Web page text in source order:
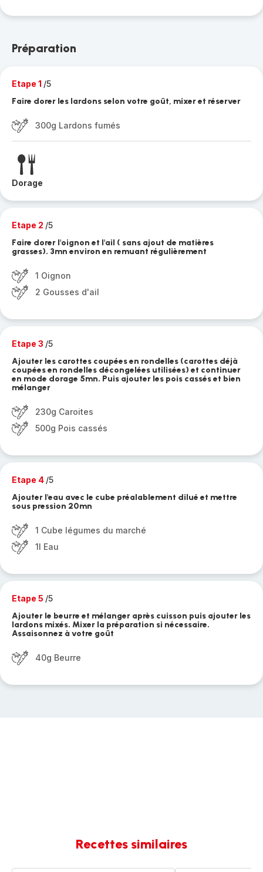
Préparation
Etape 1 /5
Faire dorer les lardons selon votre goût, mixer et réserver
300g Lardons fumés
Dorage
Etape 2 /5
Faire dorer l'oignon et l'ail ( sans ajout de matières
grasses). 3mn environ en remuant régulièrement
1 Oignon
2 Gousses d'ail
Etape 3 /5
Ajouter les carottes coupées en rondelles (carottes déjà
coupées en rondelles décongelées utilisées) et continuer
en mode dorage 5mn. Puis ajouter les pois cassés et bien
mélanger
230g Caroites
500g Pois cassés
Etape 4 /5
Ajouter l'eau avec le cube préalablement dilué et mettre
sous pression 20mn
1 Cube légumes du marché
1l Eau
Etape 5 /5
Ajouter le beurre et mélanger après cuisson puis ajouter les
lardons mixés. Mixer la préparation si nécessaire.
Assaisonnez à votre goût
40g Beurre
Recettes similaires